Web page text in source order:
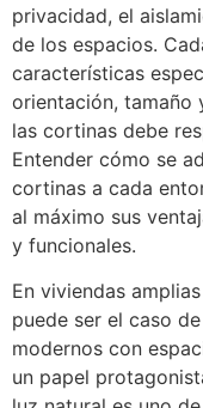
privacidad, el
de los espacios.
características
orientación, tamaño
las cortinas debe
Entender cómo se
cortinas a cada
al máximo sus
y funcionales.
En viviendas
puede ser el caso
modernos con
un papel